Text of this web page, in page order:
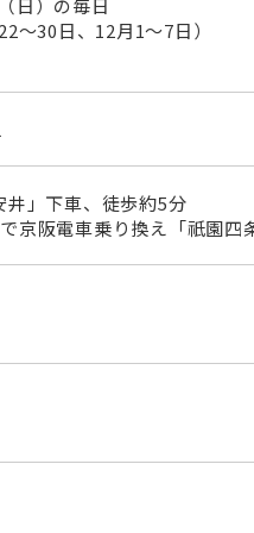
日）の毎日
～30日、12月1～7日）
井」下車、徒歩約5分
京阪電車乗り換え「祇園四